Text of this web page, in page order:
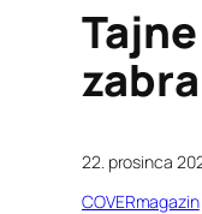
22. prosinca
COVERmagazin